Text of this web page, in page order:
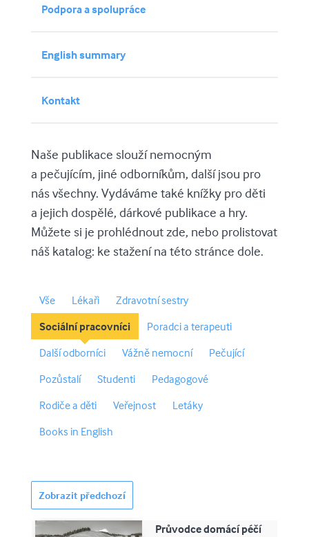
Podpora a spolupráce
English summary
Kontakt
Naše publikace slouží nemocným
a pečujícím, jiné odborníkům, další jsou pro
nás všechny. Vydáváme také knížky pro děti
a jejich dospělé, dárkové publikace a hry.
Můžete si je prohlédnout zde, nebo prolistovat
náš katalog: ke stažení na této stránce dole.
Vše Lékaři
Zdravotní sestry
Sociální pracovníci
Poradci a terapeuti
Další odborníci
Vážně nemocní
Pečující
Pozůstalí
Studenti
Pedagogové
Rodiče a děti
Veřejnost
Letáky
Books in English
Zobrazit předchozí
Průvodce domácí péčí